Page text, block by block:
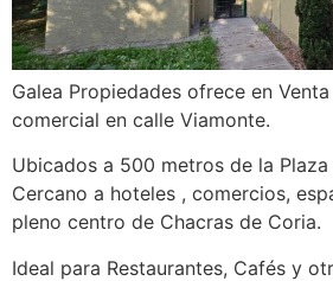
Galea Propiedades ofrece en
comercial en calle Viamonte.
Ubicados a 500 metros de la Plaza
Cercano a hoteles , comercios,
pleno centro de Chacras de Coria.
Ideal para Restaurantes, Cafés y